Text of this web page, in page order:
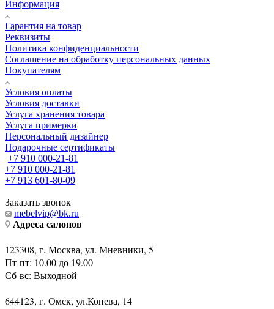
Проекты
Контакты
Информация
Гарантия на товар
Реквизиты
Политика конфиденциальности
Соглашение на обработку персональных данных
Покупателям
Условия оплаты
Условия доставки
Услуга хранения товара
Услуга примерки
Персональный дизайнер
Подарочные сертификаты
+7 910 000-21-81
+7 913 601-80-09
Заказать звонок
Адреса салонов
123308, г. Москва, ул. Мневники, 5
Пт-пт: 10.00 до 19.00
Сб-вс: Выходной